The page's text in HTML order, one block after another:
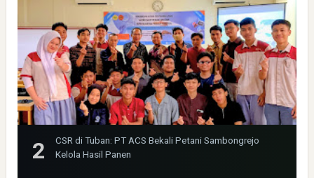
CSR di Tuban: PT ACS Bekali Petani Sambongrejo
Kelola Hasil Panen